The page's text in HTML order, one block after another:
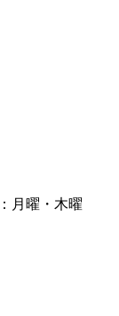
月曜・木曜